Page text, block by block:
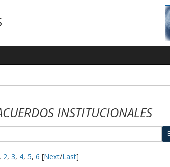
INSTITUCIONALES
, 2, 3, 4, 5, 6 [Next/Last]